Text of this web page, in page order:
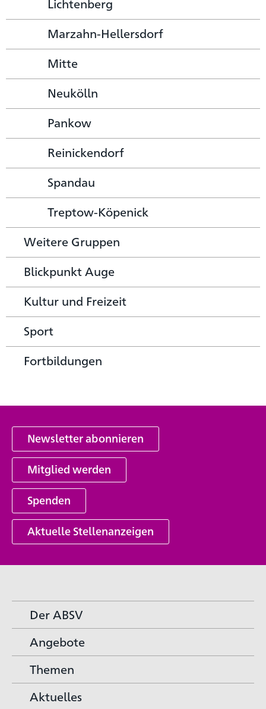
Lichtenberg
Marzahn-Hellersdorf
Mitte
Neukölln
Pankow
Reinickendorf
Spandau
Treptow-Köpenick
Weitere Gruppen
Blickpunkt Auge
Kultur und Freizeit
Sport
Fortbildungen
Newsletter abonnieren
Mitglied werden
Spenden
Aktuelle Stellenanzeigen
Der ABSV
Angebote
Themen
Aktuelles